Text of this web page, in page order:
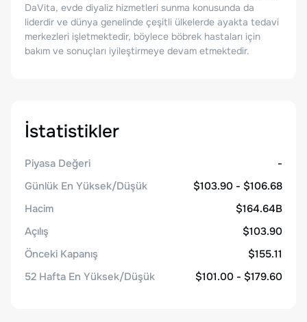
DaVita, evde diyaliz hizmetleri sunma konusunda da
liderdir ve dünya genelinde çeşitli ülkelerde ayakta tedavi
merkezleri işletmektedir, böylece böbrek hastaları için
bakım ve sonuçları iyileştirmeye devam etmektedir.
İstatistikler
Piyasa Değeri
-
Günlük En Yüksek/Düşük
$103.90 - $106.68
Hacim
$164.64B
Açılış
$103.90
Önceki Kapanış
$155.11
52 Hafta En Yüksek/Düşük
$101.00 - $179.60